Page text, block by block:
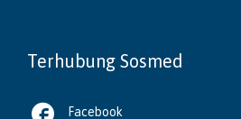
Terhubung Sosmed
 Facebook